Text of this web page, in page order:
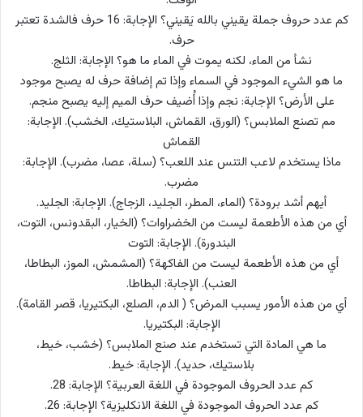
كم عدد حروف جملة يقيني بالله يَقيني؟ الإجابة: 16 حرف فالشدة تعتبر
حرف.
نشأ من الماء، لكنه يموت في الماء ما هو؟ الإجابة: الثلج.
ما هو الشيء الموجود في السماء وإذا تم إضافة حرف له يصبح موجود
على الأرض؟ الإجابة: نجم وإذا أُضيف حرف الميم إليه يصبح منجم.
مم تصنع الملابس؟ (الورق، القماش، البلاستيك، الخشب). الإجابة:
القماش
ماذا يستخدم لاعب التنس عند اللعب؟ (سلة، عصا، مضرب). الإجابة:
مضرب.
أيهم أشد برودة؟ (الماء، المطر، الجليد، الزجاج). الإجابة: الجليد.
أي من هذه الأطعمة ليست من الخضراوات؟ (الخيار، البقدونس، التوت،
البندورة). الإجابة: التوت
أي من هذه الأطعمة ليست من الفاكهة؟ (المشمش، الموز، البطاطا،
العنب). الإجابة: البطاطا.
أي من هذه الأمور يسبب المرض؟ ( الدم، الصلع، البكتيريا، قصر القامة).
الإجابة: البكتيريا.
ما هي المادة التي تستخدم عند صنع الملابس؟ (خشب، خيط،
بلاستيك، حديد). الإجابة: خيط.
كم عدد الحروف الموجودة في اللغة العربية؟ الإجابة: 28.
كم عدد الحروف الموجودة في اللغة الانكليزية؟ الإجابة: 26.